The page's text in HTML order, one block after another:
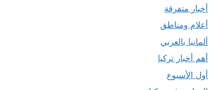
أخبار متفرقة
أعلام ومناطق
ألمانيا بالعربي
أهم أخبار تركيا
أول الأسبوع